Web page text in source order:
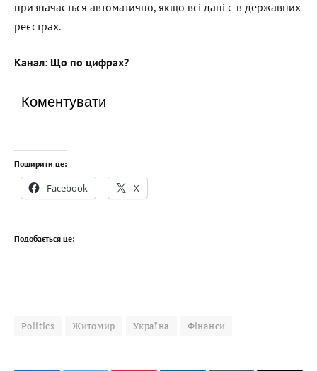
призначається автоматично, якщо всі дані є в державних
реєстрах.
Канал: Що по цифрах?
Коментувати
Поширити це:
Facebook X
Подобається це:
Politics Житомир Україна Фінанси